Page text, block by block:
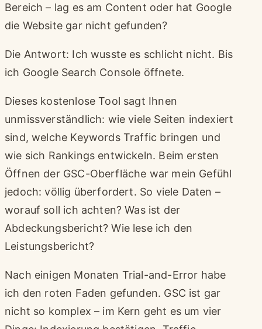
Bereich – lag es am Content oder hat Google
die Website gar nicht gefunden?
Die Antwort: Ich wusste es schlicht nicht. Bis
ich Google Search Console öffnete.
Dieses kostenlose Tool sagt Ihnen
unmissverständlich: wie viele Seiten indexiert
sind, welche Keywords Traffic bringen und
wie sich Rankings entwickeln. Beim ersten
Öffnen der GSC-Oberfläche war mein Gefühl
jedoch: völlig überfordert. So viele Daten –
worauf soll ich achten? Was ist der
Abdeckungsbericht? Wie lese ich den
Leistungsbericht?
Nach einigen Monaten Trial-and-Error habe
ich den roten Faden gefunden. GSC ist gar
nicht so komplex – im Kern geht es um vier